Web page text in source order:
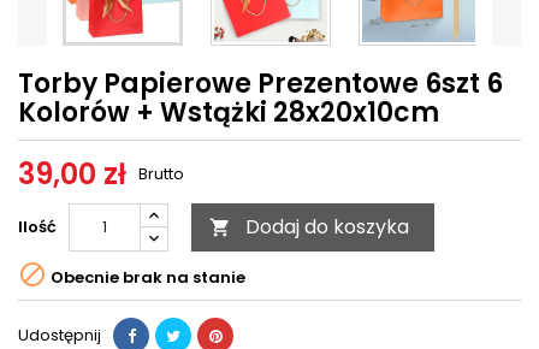
Torby Papierowe Prezentowe 6szt 6
Kolorów + Wstążki 28x20x10cm
39,00 zł Brutto
Ilość  Dodaj do koszyka
 Obecnie brak na stanie
Udostępnij